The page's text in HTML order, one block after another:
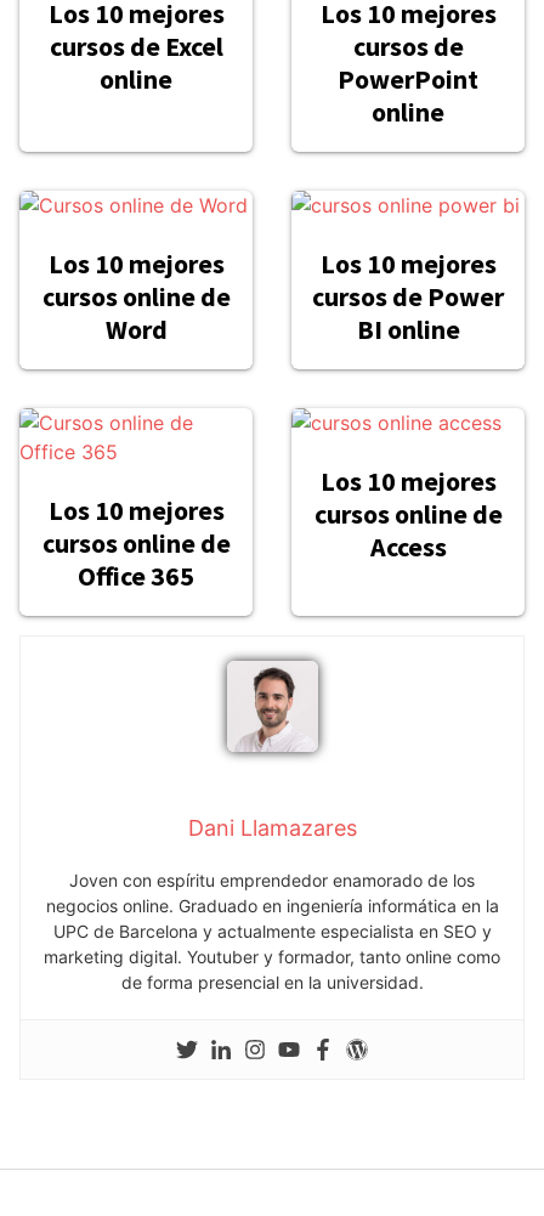
Los 10 mejores
cursos de Excel
online
Los 10 mejores
cursos de
PowerPoint
online
Los 10 mejores
cursos online de
Word
Los 10 mejores
cursos de Power
BI online
Los 10 mejores
cursos online de
Office 365
Los 10 mejores
cursos online de
Access
Dani Llamazares
Joven con espíritu emprendedor enamorado de los
negocios online. Graduado en ingeniería informática en la
UPC de Barcelona y actualmente especialista en SEO y
marketing digital. Youtuber y formador, tanto online como
de forma presencial en la universidad.